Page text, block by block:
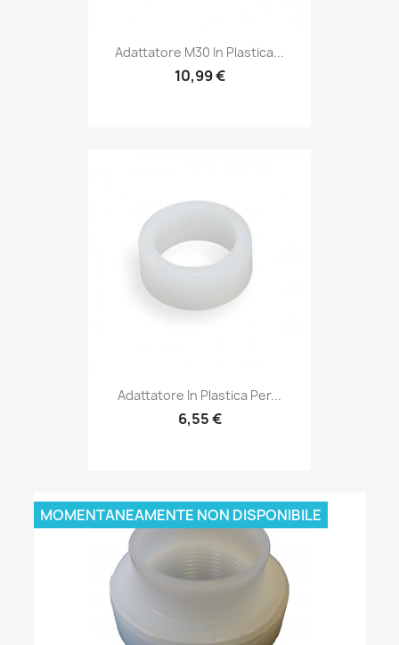
Adattatore M30 In Plastica...
10,99 €
Adattatore In Plastica Per...
6,55 €
MOMENTANEAMENTE NON DISPONIBILE